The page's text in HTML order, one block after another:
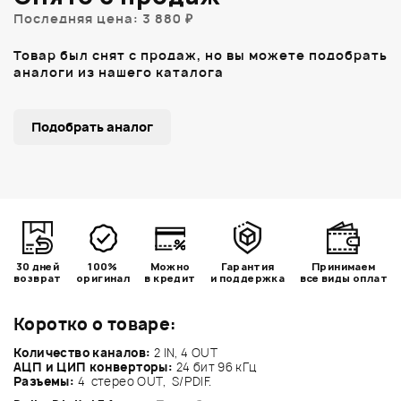
Коротко о товаре:
Количество каналов: 2 IN, 4 OUT
АЦП и ЦИП конверторы: 24 бит 96 кГц
Разъемы: 4 стерео OUT, S/PDIF.
Последняя цена: 3 880 ₽
Товар был снят с продаж, но вы можете подобрать
аналоги из нашего каталога
Подобрать аналог
30 дней
возврат
100%
оригинал
Можно
в кредит
Гарантия
и поддержка
Принимаем
все виды оплат